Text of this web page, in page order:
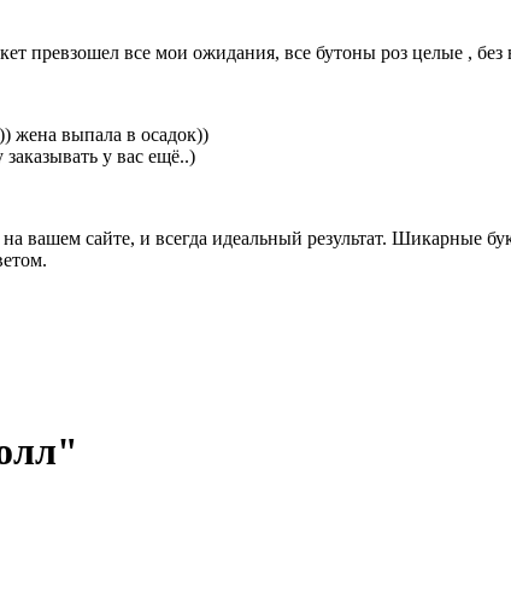
превзошел все мои ожидания, все бутоны роз целые ,
жена выпала в осадок))
у вас ещё..)
вашем сайте, и всегда идеальный результат. Шикарные